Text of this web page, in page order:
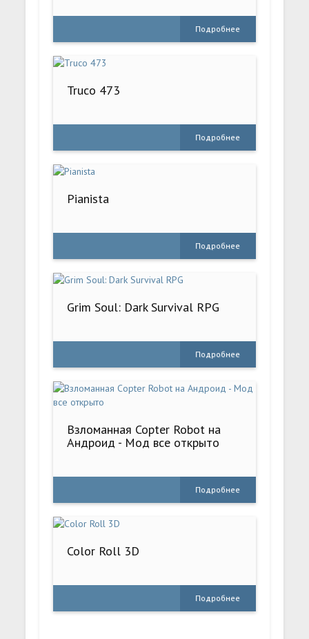
Подробнее
Truco 473
Подробнее
Pianista
Подробнее
Grim Soul: Dark Survival RPG
Подробнее
Взломанная Copter Robot на
Андроид - Мод все открыто
Подробнее
Color Roll 3D
Подробнее